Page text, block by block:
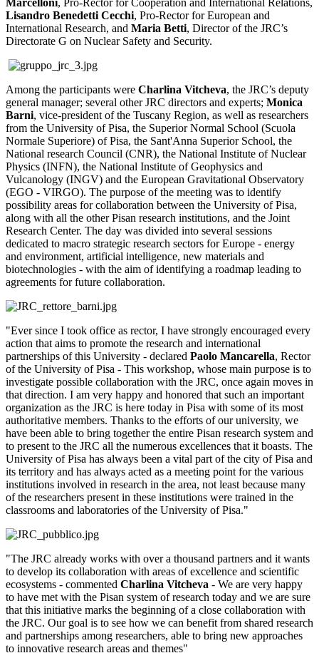
Marcelloni, Pro-Rector for Cooperation and International Relations,
Lisandro Benedetti Cecchi, Pro-Rector for European and
International Research, and Maria Betti, Director of the JRC’s
Directorate G on Nuclear Safety and Security.
Among the participants were Charlina Vitcheva, the JRC’s deputy
general manager; several other JRC directors and experts; Monica
Barni, vice-president of the Tuscany Region, as well as researchers
from the University of Pisa, the Superior Normal School (Scuola
Normale Superiore) of Pisa, the Sant'Anna Superior School, the
National research Council (CNR), the National Institute of Nuclear
Physics (INFN), the National Institute of Geophysics and
Vulcanology (INGV) and the European Gravitational Observatory
(EGO - VIRGO). The purpose of the meeting was to identify
possibility areas for collaboration between the University of Pisa,
along with all the other Pisan research institutions, and the Joint
Research Center. The day was divided into several sessions
dedicated to macro strategic research sectors for Europe - energy
and environment, artificial intelligence, new materials and
biotechnologies - with the aim of identifying a roadmap leading to
agreements for future collaboration.
"Ever since I took office as rector, I have strongly encouraged every
action that aims to promote the research and international
partnerships of this University - declared Paolo Mancarella, Rector
of the University of Pisa - This workshop, whose main purpose is to
investigate possible collaboration with the JRC, once again moves in
that direction. I am very happy and honored that such an important
organization as the JRC is here today in Pisa with some of its most
authoritative members. Thanks to the efforts of our university, we
have been able to bring together the entire Pisan research system and
to present to the JRC all the numerous excellences that it boasts. The
University of Pisa has always been a vital part of the city of Pisa and
its territory and has always acted as a meeting point for the various
institutions involved in research in the area, not least because many
of the researchers present in these institutions were trained in the
classrooms and laboratories of the University of Pisa."
"The JRC already works with over a thousand partners and it wants
to develop its collaboration with areas of excellence and scientific
ecosystems - commented Charlina Vitcheva - We are very happy
to have met with the Pisan system of research today and we are sure
that this initiative marks the beginning of a close collaboration with
the JRC. Our goal is to see how we can benefit from shared research
and partnerships among researchers, able to bring new approaches
to innovative research areas and themes"